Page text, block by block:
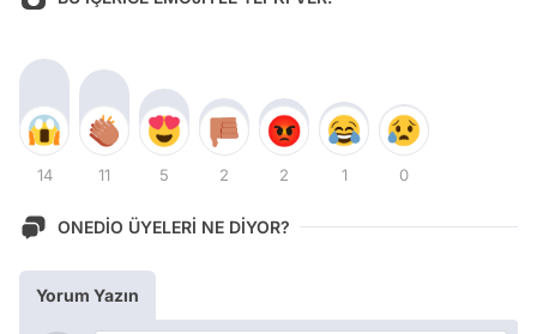
14 11 5 2 2 1 0
ONEDİO ÜYELERİ NE DİYOR?
Yorum Yazın